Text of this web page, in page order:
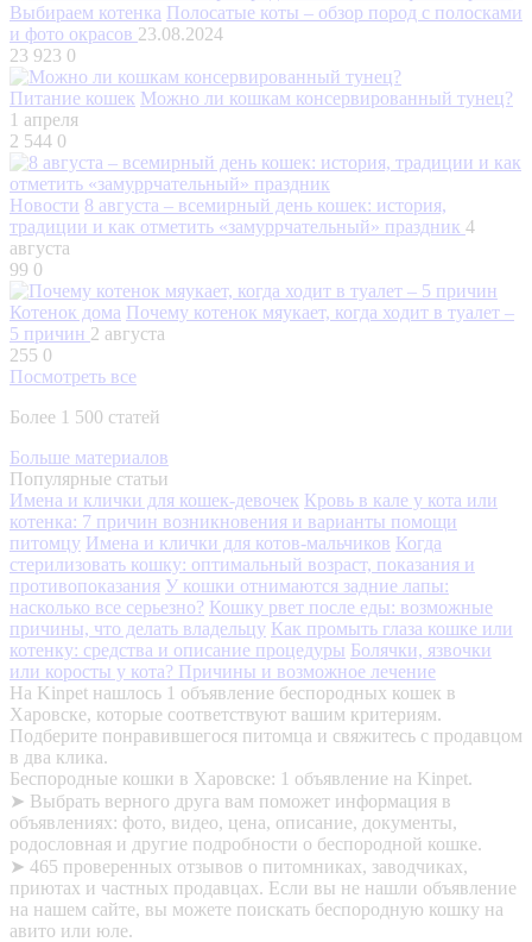
Выбираем котенка Полосатые коты – обзор пород с полосками
и фото окрасов 23.08.2024
23 923 0
Питание кошек Можно ли кошкам консервированный тунец?
1 апреля
2 544 0
Новости 8 августа – всемирный день кошек: история,
традиции и как отметить «замуррчательный» праздник 4
августа
99 0
Котенок дома Почему котенок мяукает, когда ходит в туалет –
5 причин 2 августа
255 0
Посмотреть все
Более 1 500 статей
Больше материалов
Популярные статьи
Имена и клички для кошек-девочек Кровь в кале у кота или
котенка: 7 причин возникновения и варианты помощи
питомцу Имена и клички для котов-мальчиков Когда
стерилизовать кошку: оптимальный возраст, показания и
противопоказания У кошки отнимаются задние лапы:
насколько все серьезно? Кошку рвет после еды: возможные
причины, что делать владельцу Как промыть глаза кошке или
котенку: средства и описание процедуры Болячки, язвочки
или коросты у кота? Причины и возможное лечение
На Kinpet нашлось 1 объявление беспородных кошек в
Харовске, которые соответствуют вашим критериям.
Подберите понравившегося питомца и свяжитесь с продавцом
в два клика.
Беспородные кошки в Харовске: 1 объявление на Kinpet.
➤ Выбрать верного друга вам поможет информация в
объявлениях: фото, видео, цена, описание, документы,
родословная и другие подробности о беспородной кошке.
➤ 465 проверенных отзывов о питомниках, заводчиках,
приютах и частных продавцах. Если вы не нашли объявление
на нашем сайте, вы можете поискать беспородную кошку на
авито или юле.